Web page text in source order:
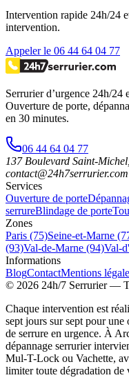
Intervention rapide 24h/24
intervention.
Appeler le 06 44 64 04 77
Serrurier d’urgence 24h/24
Ouverture de porte,
en 30 minutes.
06 44 64 04 77
137 Boulevard Saint-Michel
contact@24h7serrurier.com
Services
Ouverture de porte
serrureBlindage de porte
Zones
Paris (75)Seine-et-Marne
(93)Val-de-Marne (94)Val-
Informations
BlogContactMentions
© 2026 24h/7 Serrurier—
Chaque intervention est
sept jours sur sept pour
de serrure en urgence. À
dépannage serrurier
Mul-T-Lock ou Vachette,
limiter toute dégradation de